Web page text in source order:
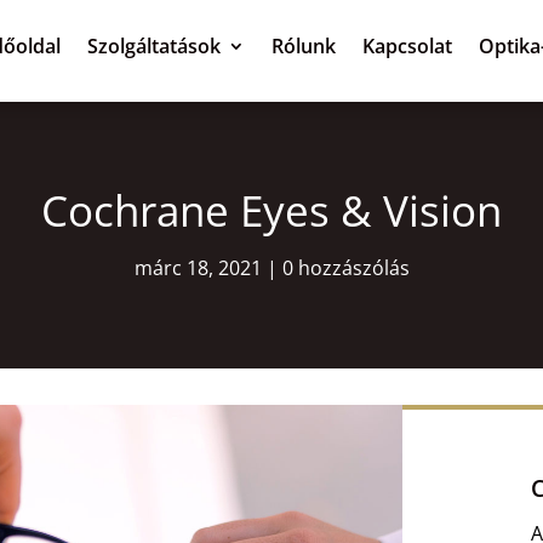
Szolgáltatások Rólunk Kapcsolat
Cochrane Eyes & Vision
márc 18, 2021 0 hozzászólás